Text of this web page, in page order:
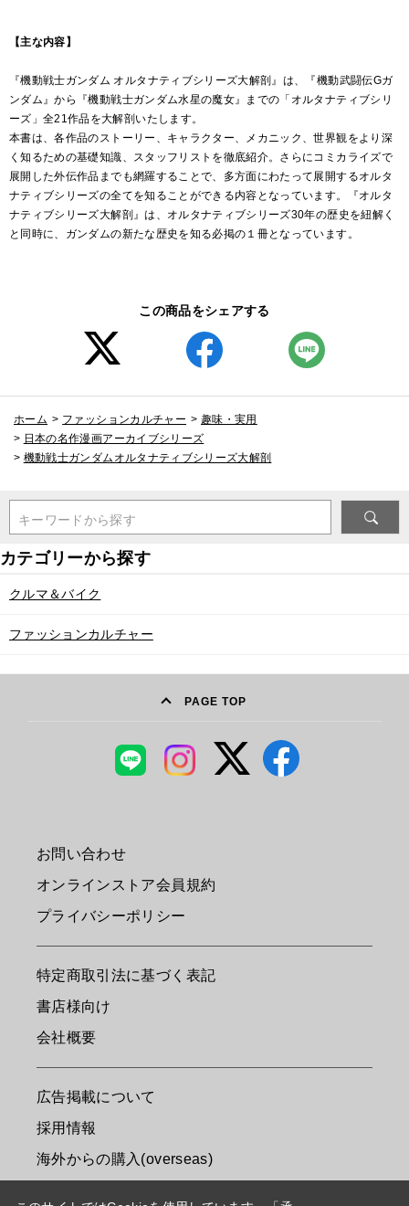
【主な内容】
『機動戦士ガンダム オルタナティブシリーズ大解剖』は、『機動武闘伝Gガ
ンダム』から『機動戦士ガンダム水星の魔女』までの「オルタナティブシリ
ーズ」全21作品を大解剖いたします。
本書は、各作品のストーリー、キャラクター、メカニック、世界観をより深
く知るための基礎知識、スタッフリストを徹底紹介。さらにコミカライズで
展開した外伝作品までも網羅することで、多方面にわたって展開するオルタ
ナティブシリーズの全てを知ることができる内容となっています。『オルタ
ナティブシリーズ大解剖』は、オルタナティブシリーズ30年の歴史を紐解く
と同時に、ガンダムの新たな歴史を知る必掲の１冊となっています。
この商品をシェアする
ホーム > ファッションカルチャー > 趣味・実用
> 日本の名作漫画アーカイブシリーズ
> 機動戦士ガンダムオルタナティブシリーズ大解剖
キーワードから探す
クルマ＆バイク
ファッションカルチャー
PAGE TOP
お問い合わせ
オンラインストア会員規約
プライバシーポリシー
特定商取引法に基づく表記
書店様向け
会社概要
広告掲載について
採用情報
海外からの購入(overseas)